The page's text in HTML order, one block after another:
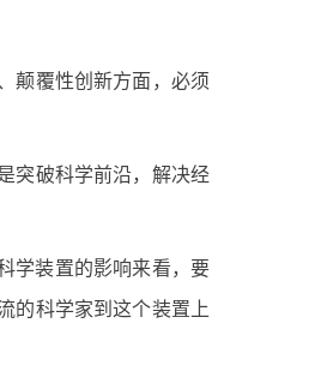
颠覆性创新方面，必须
突破科学前沿，解决经
学装置的影响来看，要
的科学家到这个装置上